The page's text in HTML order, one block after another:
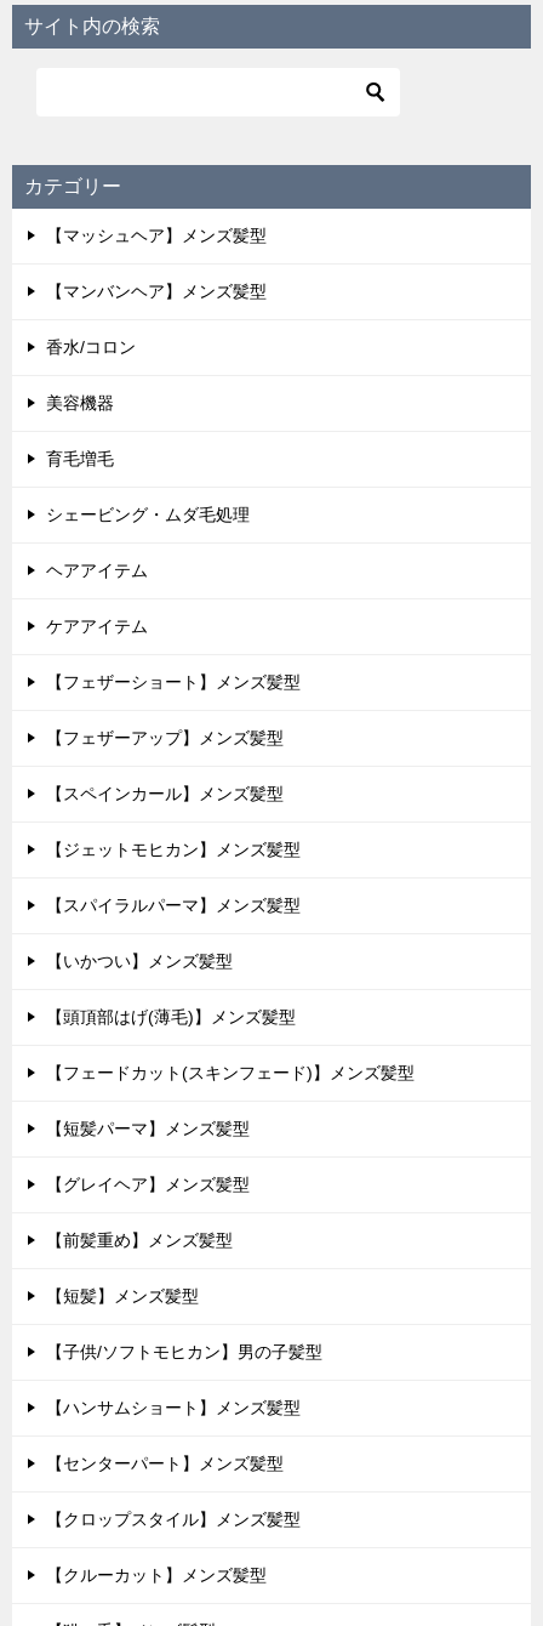
サイト内の検索
カテゴリー
【マッシュヘア】メンズ髪型
【マンバンヘア】メンズ髪型
香水/コロン
美容機器
育毛増毛
シェービング・ムダ毛処理
ヘアアイテム
ケアアイテム
【フェザーショート】メンズ髪型
【フェザーアップ】メンズ髪型
【スペインカール】メンズ髪型
【ジェットモヒカン】メンズ髪型
【スパイラルパーマ】メンズ髪型
【いかつい】メンズ髪型
【頭頂部はげ(薄毛)】メンズ髪型
【フェードカット(スキンフェード)】メンズ髪型
【短髪パーマ】メンズ髪型
【グレイヘア】メンズ髪型
【前髪重め】メンズ髪型
【短髪】メンズ髪型
【子供/ソフトモヒカン】男の子髪型
【ハンサムショート】メンズ髪型
【センターパート】メンズ髪型
【クロップスタイル】メンズ髪型
【クルーカット】メンズ髪型